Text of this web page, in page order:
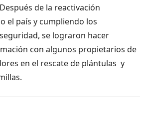
de la reactivación
el país y cumpliendo los
se lograron hacer
con algunos propietarios de
en el rescate de plántulas y